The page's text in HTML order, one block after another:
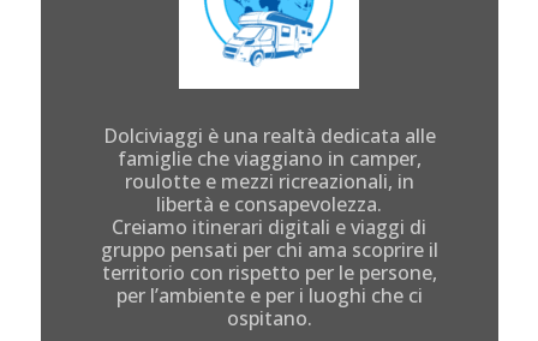
Dolciviaggi è una realtà dedicata alle
famiglie che viaggiano in camper,
roulotte e mezzi ricreazionali, in
libertà e consapevolezza.
Creiamo itinerari digitali e viaggi di
gruppo pensati per chi ama scoprire il
territorio con rispetto per le persone,
per l’ambiente e per i luoghi che ci
ospitano.